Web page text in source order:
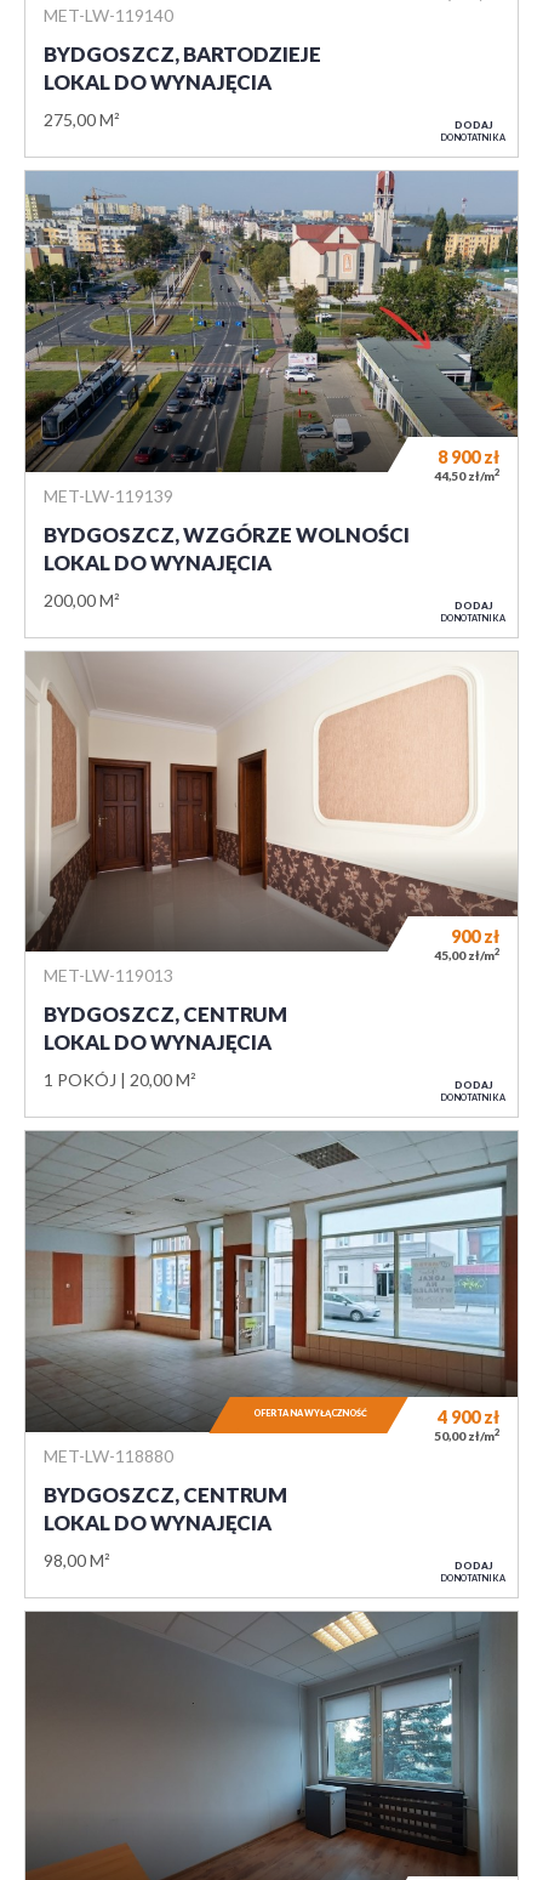
MET-LW-119140
BYDGOSZCZ, BARTODZIEJE
LOKAL DO WYNAJĘCIA
275,00 M² DODAJ
DO NOTATNIKA
MET-LW-119139
BYDGOSZCZ, WZGÓRZE WOLNOŚCI
LOKAL DO WYNAJĘCIA
200,00 M²
8 900zł
44,50 zł/m2
DODAJ
DO NOTATNIKA
MET-LW-119013
BYDGOSZCZ, CENTRUM
LOKAL DO WYNAJĘCIA
1 POKÓJ 20,00 M²
900zł
45,00 zł/m2
DODAJ
DO NOTATNIKA
MET-LW-118880
BYDGOSZCZ, CENTRUM
LOKAL DO WYNAJĘCIA
98,00 M²
4 900zł
50,00 zł/m2
OFERTA NA WYŁĄCZNOŚĆ
DODAJ
DO NOTATNIKA